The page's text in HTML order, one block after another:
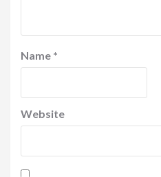
Name *
Website